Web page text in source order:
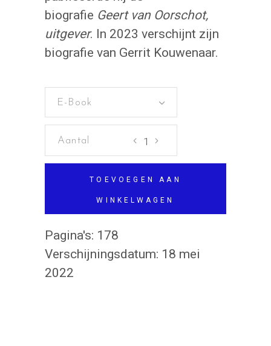
biografie Geert van Oorschot,
uitgever. In 2023 verschijnt zijn
biografie van Gerrit Kouwenaar.
E-Book
u
TOEVOEGEN AAN
WINKELWAGEN
Pagina's: 178
Verschijningsdatum: 18 mei
2022